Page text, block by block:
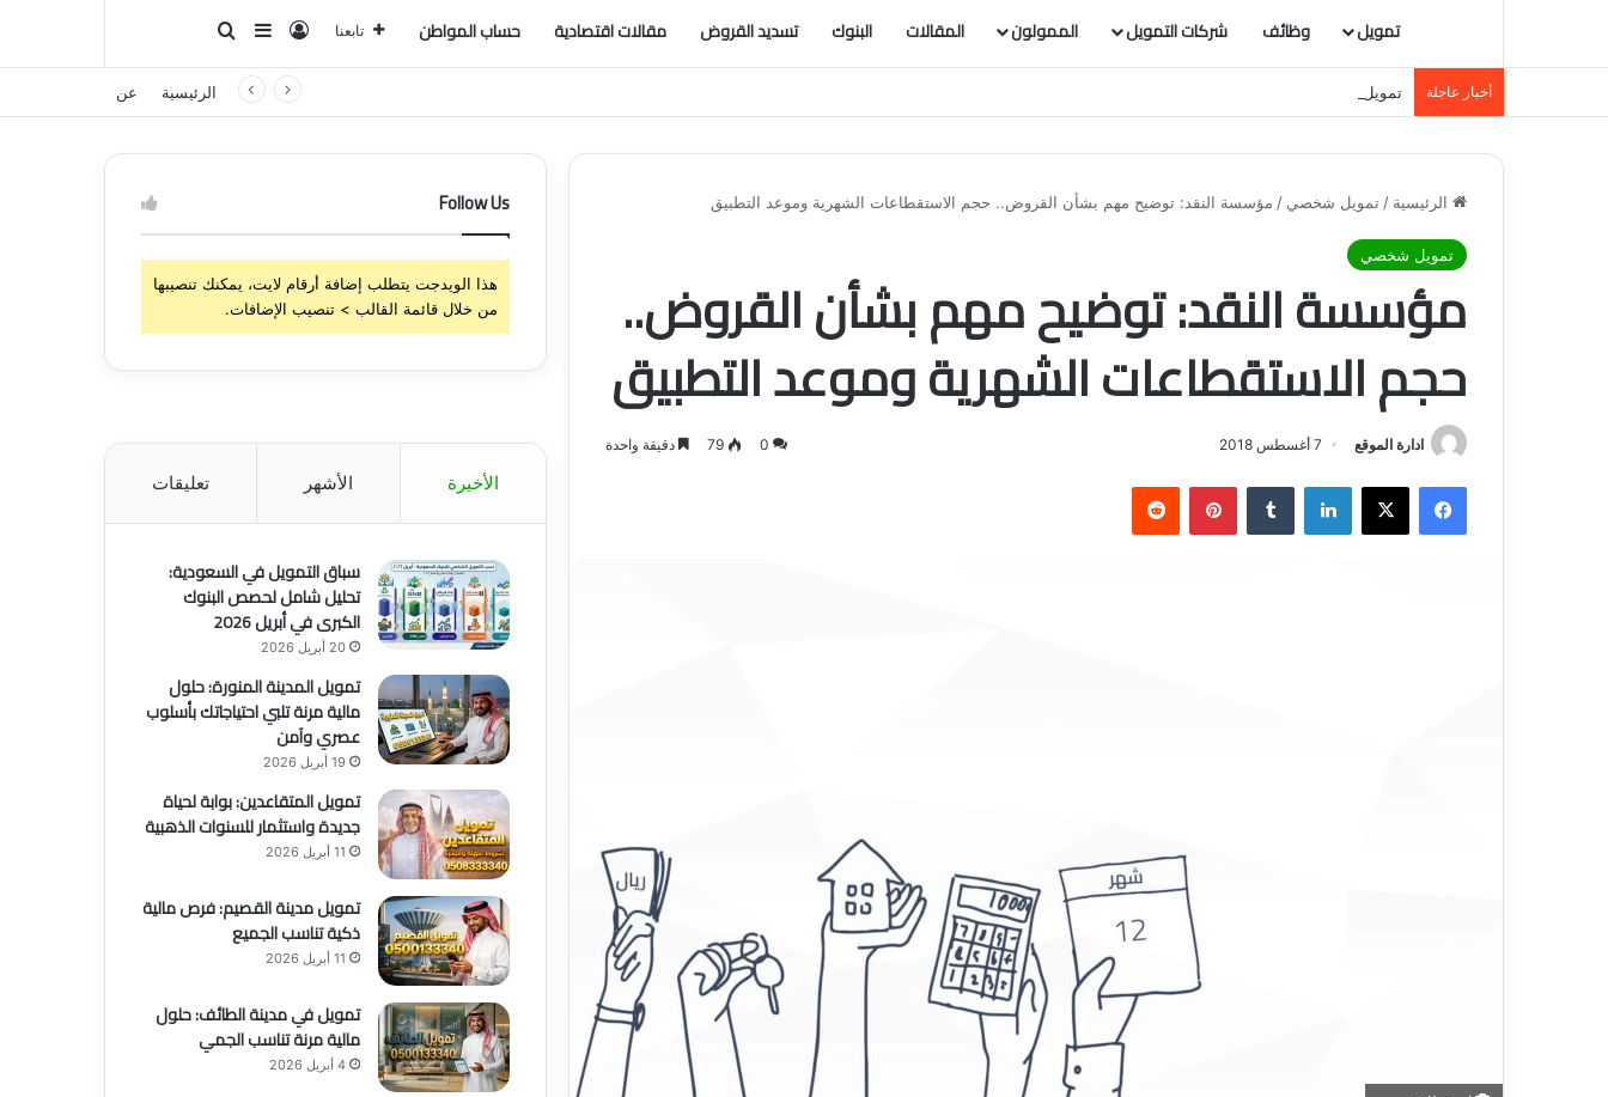
تمويل وظائف شركات التمويل الممولون المقالات البنوك تسديد القروض مقالات اقتصادية حساب المواطن تابعنا تسجيل الدخول
إضافة عمود جانبي
أخبار عاجلة تمويل المدينة المنورة: حلول مالية مرنة تلبي احتياجاتك بأسلوب عصري وآمن الرئيسية عن
الرئيسية / تمويل شخصي / مؤسسة النقد: توضيح مهم بشأن القروض.. حجم الاستقطاعات الشهرية وموعد التطبيق
تمويل شخصي
مؤسسة النقد: توضيح مهم بشأن القروض..
حجم الاستقطاعات الشهرية وموعد التطبيق
ادارة الموقع 7 أغسطس 2018 0
79 دقيقة واحدة
فيسبوك لينكدإن بينتيريست
Follow Us
هذا الويدجت يتطلب إضافة أرقام لايت، يمكنك تنصيبها
من خلال قائمة القالب > تنصيب الإضافات.
الأخيرة الأشهر تعليقات
سباق التمويل في السعودية:
تحليل شامل لحصص البنوك
الكبرى في أبريل 2026
20 أبريل 2026
تمويل المدينة المنورة: حلول
مالية مرنة تلبي احتياجاتك بأسلوب
عصري وآمن
19 أبريل 2026
تمويل المتقاعدين: بوابة لحياة
جديدة واستثمار للسنوات الذهبية
11 أبريل 2026
تمويل مدينة القصيم: فرص مالية
ذكية تناسب الجميع
11 أبريل 2026
تمويل في مدينة الطائف: حلول
مالية مرنة تناسب الجمي
4 أبريل 2026